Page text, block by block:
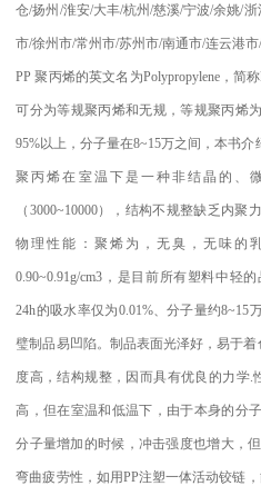
仓/扬州 /淮安/大丰/杭州/慈溪/宁波/余姚/浙
市/徐州市/常州市/苏州市/南通市/连云港市
PP聚丙烯的英文名为Polypropylene，简称
可分为等规聚丙烯和无规，等规聚丙烯
95%以上，分子量在8~15万之间，本书介
聚丙烯在室温下是一种非结晶的、
（ 3000~10000），结构不规整缺乏内聚
物理性能：聚烯为，无臭，无味的
0.90~0.91g/cm3 ，是目前所有塑料中轻
24h的吸水率仅为0.01%、分子量约8~15
璧制品易凹陷。制品表面光泽好，易于着
度高，结构规整，因而具有优良的力学.
高，但在室温和低温下，由于本身的分
分子量增加的时候，冲击强度也增大，
弯曲疲劳性，如用PP注塑一体活动铰链